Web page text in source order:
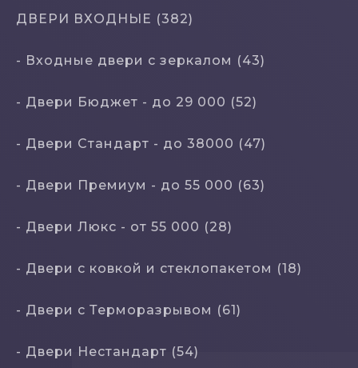
ДВЕРИ ВХОДНЫЕ (382)
- Входные двери с зеркалом (43)
- Двери Бюджeт - до 29 000 (52)
- Двери Стaндaрт - до 38000 (47)
- Двери Прeмиум - до 55 000 (63)
- Двери Люкс - от 55 000 (28)
- Двери с кoвкой и стеклопакетом (18)
- Двери с Терморазрывом (61)
- Двери Нecтaндaрт (54)